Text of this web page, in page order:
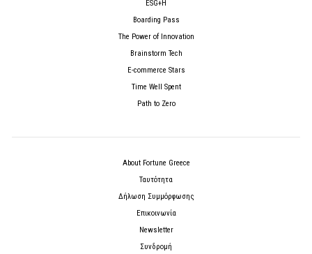
ESG+H
Boarding Pass
The Power of Innovation
Brainstorm Tech
E-commerce Stars
Time Well Spent
Path to Zero
About Fortune Greece
Ταυτότητα
Δήλωση Συμμόρφωσης
Επικοινωνία
Newsletter
Συνδρομή